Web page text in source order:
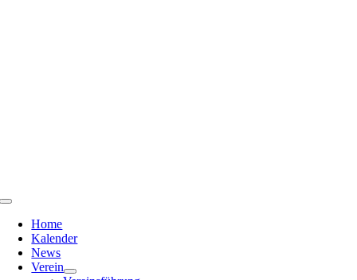
Toggle
NavigationHome
Kalender
News
Verein